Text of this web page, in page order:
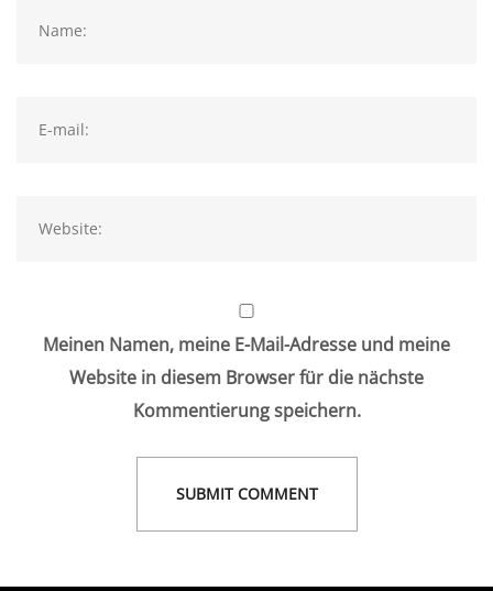
Meinen Namen, meine E-Mail-Adresse und meine
Website in diesem Browser für die nächste
Kommentierung speichern.